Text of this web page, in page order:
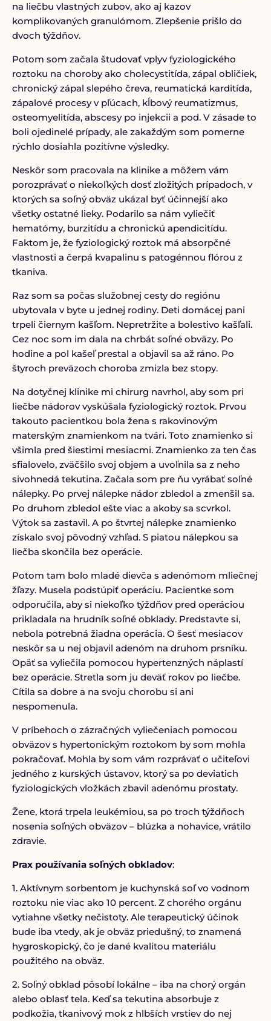
na liečbu vlastných zubov, ako aj kazov
komplikovaných granulómom. Zlepšenie prišlo do
dvoch týždňov.
Potom som začala študovať vplyv fyziologického
roztoku na choroby ako cholecystitída, zápal obličiek,
chronický zápal slepého čreva, reumatická karditída,
zápalové procesy v pľúcach, kĺbový reumatizmus,
osteomyelitída, abscesy po injekcii a pod. V zásade to
boli ojedinelé prípady, ale zakaždým som pomerne
rýchlo dosiahla pozitívne výsledky.
Neskôr som pracovala na klinike a môžem vám
porozprávať o niekoľkých dosť zložitých prípadoch, v
ktorých sa soľný obväz ukázal byť účinnejší ako
všetky ostatné lieky. Podarilo sa nám vyliečiť
hematómy, burzitídu a chronickú apendicitídu.
Faktom je, že fyziologický roztok má absorpčné
vlastnosti a čerpá kvapalinu s patogénnou flórou z
tkaniva.
Raz som sa počas služobnej cesty do regiónu
ubytovala v byte u jednej rodiny. Deti domácej pani
trpeli čiernym kašľom. Nepretržite a bolestivo kašľali.
Cez noc som im dala na chrbát soľné obväzy. Po
hodine a pol kašeľ prestal a objavil sa až ráno. Po
štyroch preväzoch choroba zmizla bez stopy.
Na dotyčnej klinike mi chirurg navrhol, aby som pri
liečbe nádorov vyskúšala fyziologický roztok. Prvou
takouto pacientkou bola žena s rakovinovým
materským znamienkom na tvári. Toto znamienko si
všimla pred šiestimi mesiacmi. Znamienko za ten čas
sfialovelo, zväčšilo svoj objem a uvoľnila sa z neho
sivohnedá tekutina. Začala som pre ňu vyrábať soľné
nálepky. Po prvej nálepke nádor zbledol a zmenšil sa.
Po druhom zbledol ešte viac a akoby sa scvrkol.
Výtok sa zastavil. A po štvrtej nálepke znamienko
získalo svoj pôvodný vzhľad. S piatou nálepkou sa
liečba skončila bez operácie.
Potom tam bolo mladé dievča s adenómom mliečnej
žľazy. Musela podstúpiť operáciu. Pacientke som
odporučila, aby si niekoľko týždňov pred operáciou
prikladala na hrudník soľné obklady. Predstavte si,
nebola potrebná žiadna operácia. O šesť mesiacov
neskôr sa u nej objavil adenóm na druhom prsníku.
Opäť sa vyliečila pomocou hypertenzných náplastí
bez operácie. Stretla som ju deväť rokov po liečbe.
Cítila sa dobre a na svoju chorobu si ani
nespomenula.
V príbehoch o zázračných vyliečeniach pomocou
obväzov s hypertonickým roztokom by som mohla
pokračovať. Mohla by som vám rozprávať o učiteľovi
jedného z kurských ústavov, ktorý sa po deviatich
fyziologických vložkách zbavil adenómu prostaty.
Žene, ktorá trpela leukémiou, sa po troch týždňoch
nosenia soľných obväzov – blúzka a nohavice, vrátilo
zdravie.
Prax používania soľných obkladov:
1. Aktívnym sorbentom je kuchynská soľ vo vodnom
roztoku nie viac ako 10 percent. Z chorého orgánu
vytiahne všetky nečistoty. Ale terapeutický účinok
bude iba vtedy, ak je obväz priedušný, to znamená
hygroskopický, čo je dané kvalitou materiálu
použitého na obväz.
2. Soľný obklad pôsobí lokálne – iba na chorý orgán
alebo oblasť tela. Keď sa tekutina absorbuje z
podkožia, tkanivový mok z hlbších vrstiev do nej